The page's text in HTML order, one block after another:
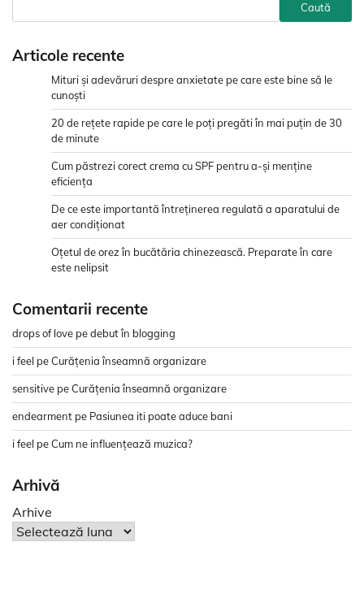
Caută
Articole recente
Mituri și adevăruri despre anxietate pe care este bine să le
cunoști
20 de rețete rapide pe care le poți pregăti în mai puțin de 30
de minute
Cum păstrezi corect crema cu SPF pentru a-și menține
eficiența
De ce este importantă întreținerea regulată a aparatului de
aer condiționat
Oțetul de orez în bucătăria chinezească. Preparate în care
este nelipsit
Comentarii recente
drops of love pedebut în blogging
i feel peCurățenia înseamnă organizare
sensitive peCurățenia înseamnă organizare
endearment pe Pasiunea iti poate aduce bani
i feel peCum ne influențează muzica?
Arhivă
Arhive